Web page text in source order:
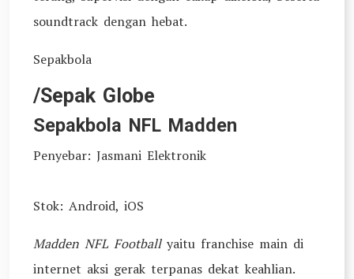
soundtrack dengan hebat.
Sepakbola
/Sepak Globe
Sepakbola NFL Madden
Penyebar: Jasmani Elektronik
Stok: Android, iOS
Madden NFL Football yaitu franchise main di
internet aksi gerak terpanas dekat keahlian.